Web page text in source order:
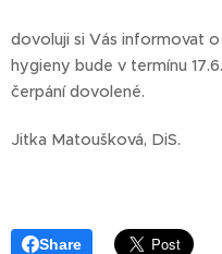
dovoluji si Vás informovat
hygieny bude v termínu
čerpání dovolené.
Jitka Matoušková, DiS.
Share